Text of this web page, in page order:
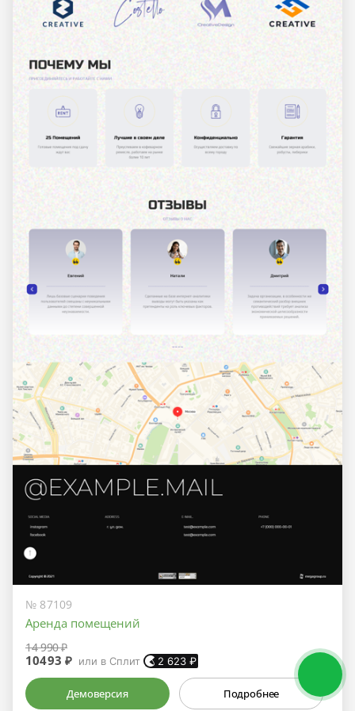
№ 87109
Аренда помещений
14 990 ₽
10493 ₽ или в Сплит 2 623 ₽
Демоверсия Подробнее